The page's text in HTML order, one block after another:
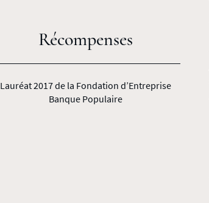
Récompenses
Lauréat 2017 de la Fondation d’Entreprise
Banque Populaire